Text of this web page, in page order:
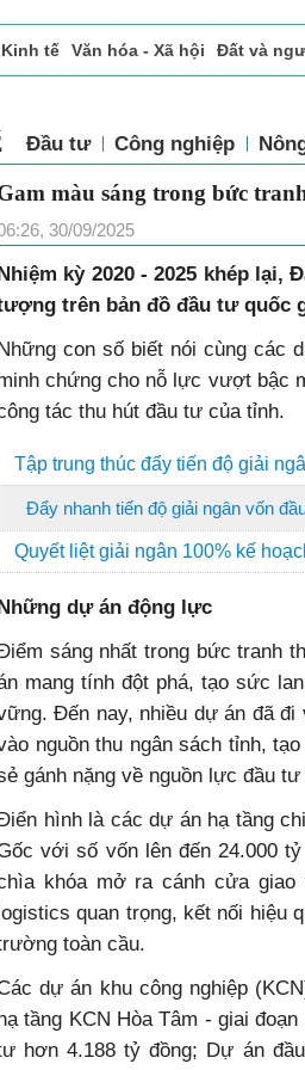
Kinh tế Văn hóa - Xã hội Đất và
Đầu tư Công nghiệp
màu sáng trong bức
30/09/2025
kỳ 2020 - 2025 khép lại,
trên bản đồ đầu tư quốc
hững con số biết nói cùng các
chứng cho nỗ lực vượt bậc
tác thu hút đầu tư của tỉnh.
Tập trung thúc đẩy tiến độ giải
Đẩy nhanh tiến độ giải ngân vốn
Quyết liệt giải ngân 100% kế
dự án động lực
sáng nhất trong bức tranh
mang tính đột phá, tạo sức
Đến nay, nhiều dự án đã đi
nguồn thu ngân sách tỉnh,
gánh nặng về nguồn lực đầu
hình là các dự án hạ tầng
với số vốn lên đến 24.000
khóa mở ra cánh cửa
quan trọng, kết nối hiệu
toàn cầu.
dự án khu công nghiệp
tầng KCN Hòa Tâm - giai
hơn 4.188 tỷ đồng; Dự án